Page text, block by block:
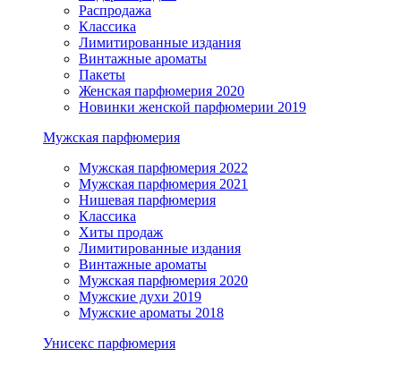
Распродажа
Классика
Лимитированные издания
Винтажные ароматы
Пакеты
Женская парфюмерия 2020
Новинки женской парфюмерии 2019
Мужская парфюмерия
Мужская парфюмерия 2022
Мужская парфюмерия 2021
Нишевая парфюмерия
Классика
Хиты продаж
Лимитированные издания
Винтажные ароматы
Мужская парфюмерия 2020
Мужские духи 2019
Мужские ароматы 2018
Унисекс парфюмерия